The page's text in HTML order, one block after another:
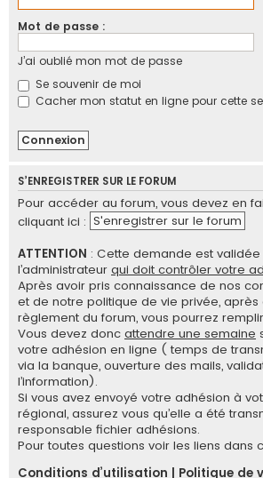
Mot de passe :
J’ai oublié mon mot de passe
Se souvenir de moi
Cacher mon statut en ligne pour cette
S’ENREGISTRER SUR LE FORUM
Pour accéder au forum, vous devez en
cliquant ici : S'enregistrer sur le forum
ATTENTION : Cette demande est
l’administrateur qui doit contrôler votre
Après avoir pris connaissance de nos
et de notre politique de vie privée, après
règlement du forum, vous pourrez
Vous devez donc attendre une semaine
votre adhésion en ligne ( temps de
via la banque, ouverture des mails,
l’information).
Si vous avez envoyé votre adhésion à
régional, assurez vous qu’elle a été
responsable fichier adhésions.
Pour toutes questions voir les liens dans
Conditions d’utilisation
Politique de